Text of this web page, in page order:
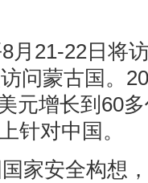
月21-22日将
问蒙古国。
元增长到60
针对中国。
家安全构想